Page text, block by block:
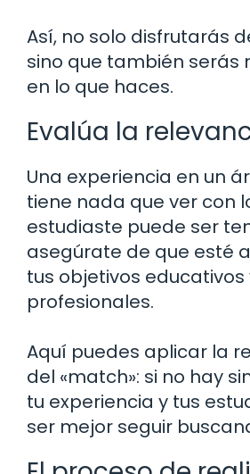
Así, no solo disfrutarás
sino que también serás
en lo que haces.
Evalúa la
Una experiencia en un
tiene nada que ver con
estudiaste puede ser
asegúrate de que esté
tus objetivos educativos
profesionales.
Aquí puedes aplicar la
del «match»: si no hay
tu experiencia y tus
ser mejor seguir